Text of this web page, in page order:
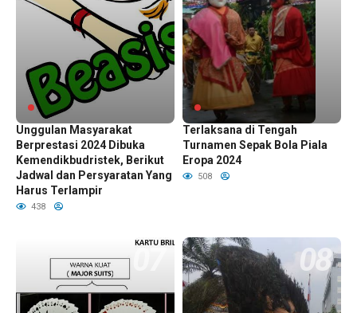
Pendaftaran Beasiswa
Unggulan Masyarakat
Berprestasi 2024 Dibuka
Kemendikbudristek, Berikut
Jadwal dan Persyaratan Yang
Harus Terlampir
438
Fête de la Musique Berlin
Terlaksana di Tengah
Turnamen Sepak Bola Piala
Eropa 2024
508